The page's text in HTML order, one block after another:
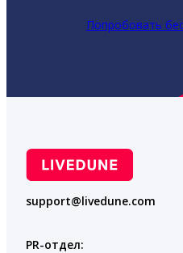
Попробовать
support@livedune.com
PR-отдел: